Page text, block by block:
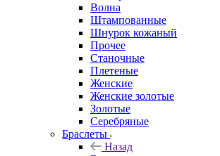
Волна
Штампованные
Шнурок кожаный
Прочее
Станочные
Плетеные
Женские
Женские золотые
Золотые
Серебряные
Браслеты
Назад